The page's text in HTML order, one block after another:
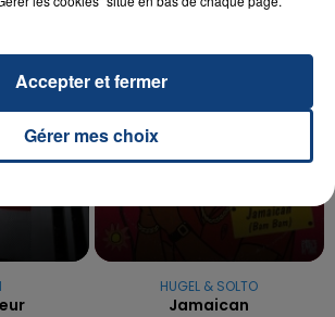
HUGEL & SOLTO
Jamaican
Gérer mes choix
Accepter et fermer